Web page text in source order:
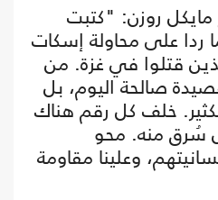
مايكل روزن: "كتبت
قبل 11 عاما ردا على محاولة إسكات
قتلوا في غزة. من
صالحة اليوم، بل
خلف كل رقم هناك
سُرق منه. محو
وعلينا مقاومة